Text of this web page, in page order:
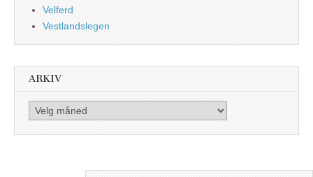
Velferd
Vestlandslegen
ARKIV
Arkiv